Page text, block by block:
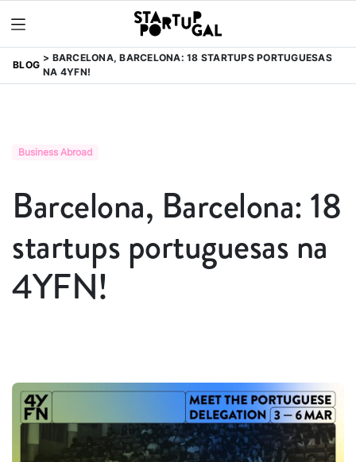
BLOG
BARCELONA, BARCELONA: 18 STARTUPS PORTUGUESAS
NA 4YFN!
Business Abroad
Barcelona, Barcelona: 18
startups portuguesas na
4YFN!